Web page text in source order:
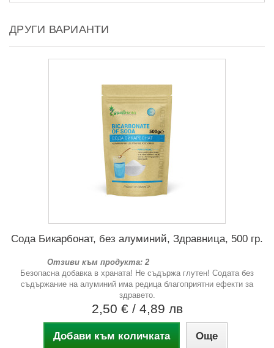
ДРУГИ ВАРИАНТИ
Сода Бикарбонат, без алуминий, Здравница, 500 гр.
Отзиви към продукта: 2
Безопасна добавка в храната! Не съдържа глутен! Содата без
съдържание на алуминий има редица благоприятни ефекти за
здравето.
2,50 € / 4,89 лв
Добави към количката Още